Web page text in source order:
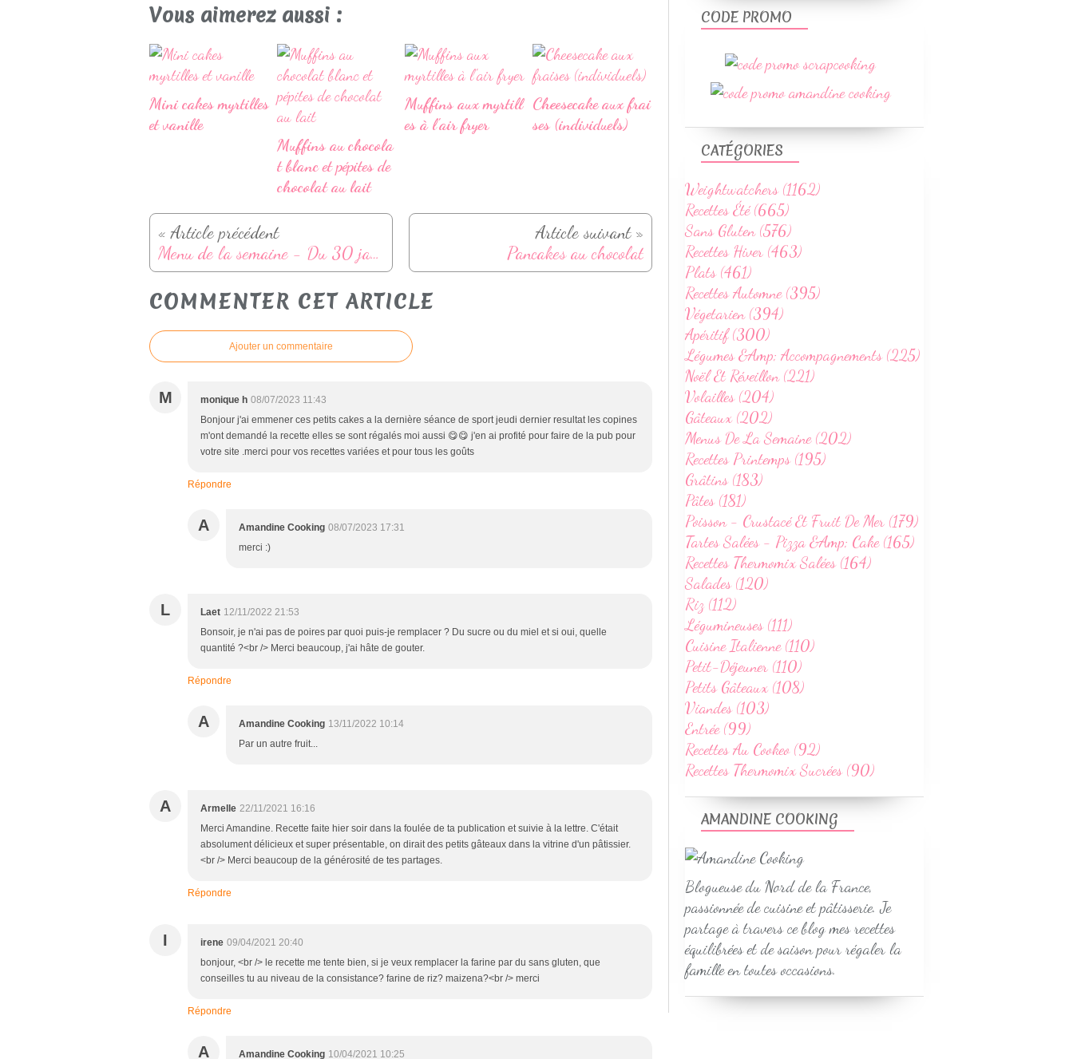
Vous aimerez aussi :
Mini cakes myrtilles
et vanille
Muffins au chocola
t blanc et pépites de
chocolat au lait
Muffins aux myrtill
es à l'air fryer
Cheesecake aux frai
ses (individuels)
« Article précédent
Menu de la semaine - Du 30 janvier au 05 février
Article suivant »
Pancakes au chocolat
COMMENTER CET ARTICLE
Ajouter un commentaire
M monique h 08/07/2023 11:43
Bonjour j'ai emmener ces petits cakes a la dernière séance de sport jeudi dernier resultat les copines
m'ont demandé la recette elles se sont régalés moi aussi 😋😋 j'en ai profité pour faire de la pub pour
votre site .merci pour vos recettes variées et pour tous les goûts
Répondre
A Amandine Cooking 08/07/2023 17:31
merci :)
L Laet 12/11/2022 21:53
Bonsoir, je n'ai pas de poires par quoi puis-je remplacer ? Du sucre ou du miel et si oui, quelle
quantité ?<br /> Merci beaucoup, j'ai hâte de gouter.
Répondre
A Amandine Cooking 13/11/2022 10:14
Par un autre fruit...
A Armelle 22/11/2021 16:16
Merci Amandine. Recette faite hier soir dans la foulée de ta publication et suivie à la lettre. C'était
absolument délicieux et super présentable, on dirait des petits gâteaux dans la vitrine d'un pâtissier.
<br /> Merci beaucoup de la générosité de tes partages.
Répondre
I irene 09/04/2021 20:40
bonjour, <br /> le recette me tente bien, si je veux remplacer la farine par du sans gluten, que
conseilles tu au niveau de la consistance? farine de riz? maizena?<br /> merci
Répondre
A Amandine Cooking 10/04/2021 10:25
AMANDINE COOKING
Blogueuse du Nord de la France,
passionnée de cuisine et pâtisserie. Je
partage à travers ce blog mes recettes
équilibrées et de saison pour régaler la
famille en toutes occasions.
CATÉGORIES
Weightwatchers (1162)
Recettes Été (665)
Sans Gluten (576)
Recettes Hiver (463)
Plats (461)
Recettes Automne (395)
Végetarien (394)
Apéritif (300)
Légumes &Amp; Accompagnements (225)
Noël Et Réveillon (221)
Volailles (204)
Gâteaux (202)
Menus De La Semaine (202)
Recettes Printemps (195)
Grâtins (183)
Pâtes (181)
Poisson - Crustacé Et Fruit De Mer (179)
Tartes Salées - Pizza &Amp; Cake (165)
Recettes Thermomix Salées (164)
Salades (120)
Riz (112)
Légumineuses (111)
Cuisine Italienne (110)
Petit-Déjeuner (110)
Petits Gâteaux (108)
Viandes (103)
Entrée (99)
Recettes Au Cookeo (92)
Recettes Thermomix Sucrées (90)
CODE PROMO